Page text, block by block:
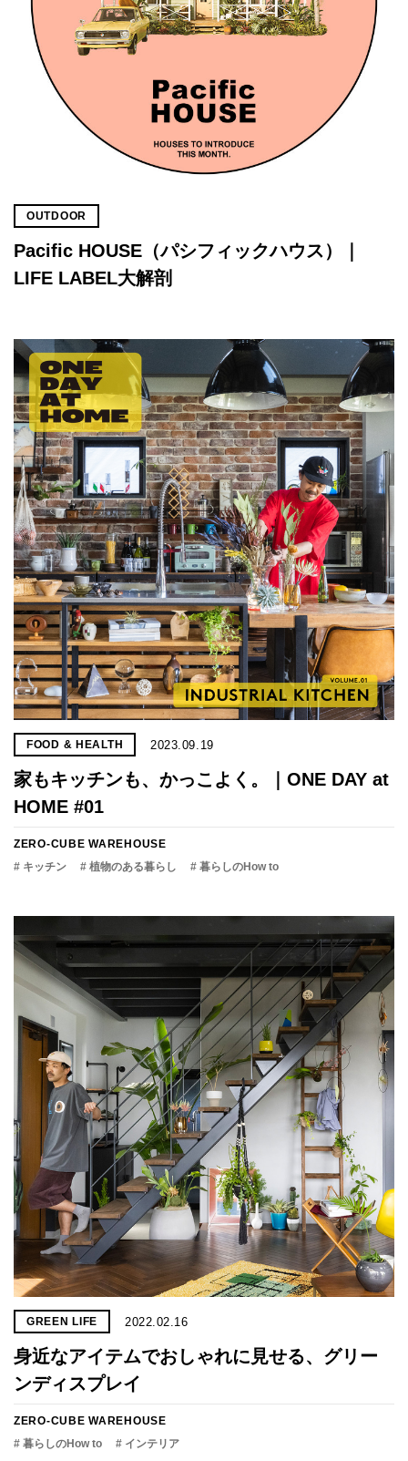
OUTDOOR
Pacific HOUSE（パシフィックハウス）｜
LIFE LABEL大解剖
FOOD & HEALTH 2023.09.19
家もキッチンも、かっこよく。｜ONE DAY at
HOME #01
ZERO-CUBE WAREHOUSE
# キッチン
# 植物のある暮らし # 暮らしのHow to
GREEN LIFE 2022.02.16
身近なアイテムでおしゃれに見せる、グリー
ンディスプレイ
ZERO-CUBE WAREHOUSE
# 暮らしのHow to
# インテリア